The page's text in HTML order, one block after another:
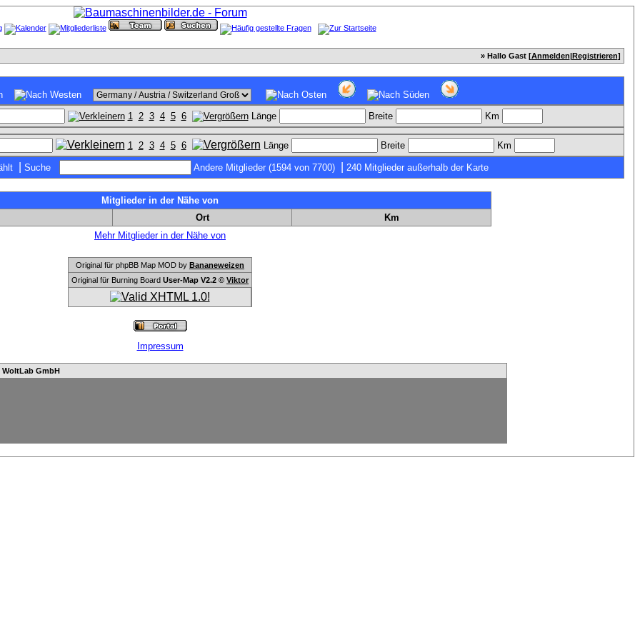
» Hallo Gast [Anmelden|Registrieren]
1 2 3 4 5 6 Länge Breite Km
1 2 3 4 5 6 Länge Breite Km
Suche Andere Mitglieder (1594 von 7700) 240 Mitglieder außerhalb der Karte
Mitglieder in der Nähe von
Ort
Km
Mehr Mitglieder in der Nähe von
Original für phpBB Map MOD by Bananeweizen
Original für Burning Board User-Map V2.2 © Viktor
Impressum
WoltLab GmbH